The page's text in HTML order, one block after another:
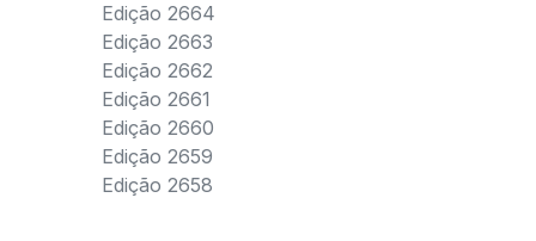
Edição 2664
Edição 2663
Edição 2662
Edição 2661
Edição 2660
Edição 2659
Edição 2658